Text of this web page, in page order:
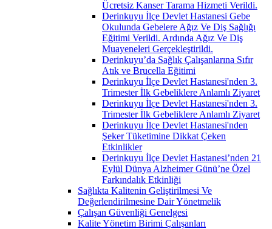
Ücretsiz Kanser Tarama Hizmeti Verildi.
Derinkuyu İlçe Devlet Hastanesi Gebe
Okulunda Gebelere Ağız Ve Diş Sağlığı
Eğitimi Verildi. Ardında Ağız Ve Diş
Muayeneleri Gerçekleştirildi.
Derinkuyu’da Sağlık Çalışanlarına Sıfır
Atık ve Brucella Eğitimi
Derinkuyu İlçe Devlet Hastanesi'nden 3.
Trimester İlk Gebeliklere Anlamlı Ziyaret
Derinkuyu İlçe Devlet Hastanesi'nden 3.
Trimester İlk Gebeliklere Anlamlı Ziyaret
Derinkuyu İlçe Devlet Hastanesi'nden
Şeker Tüketimine Dikkat Çeken
Etkinlikler
Derinkuyu İlçe Devlet Hastanesi’nden 21
Eylül Dünya Alzheimer Günü’ne Özel
Farkındalık Etkinliği
Sağlıkta Kalitenin Geliştirilmesi Ve
Değerlendirilmesine Dair Yönetmelik
Çalışan Güvenliği Genelgesi
Kalite Yönetim Birimi Çalışanları